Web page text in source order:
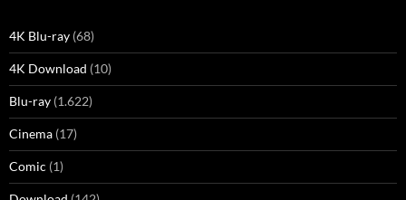
4K Blu-ray (68)
4K Download (10)
Blu-ray (1.622)
Cinema (17)
Comic (1)